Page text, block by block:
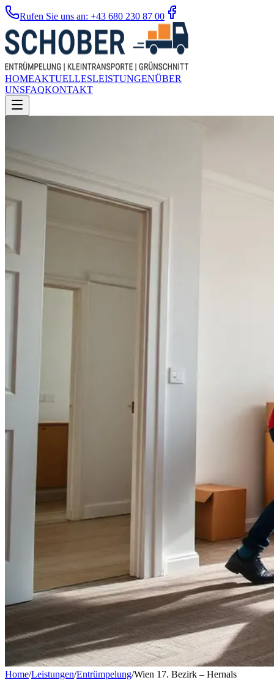
Rufen Sie uns an: +43 680 230 87 00
HOMEAKTUELLESLEISTUNGENÜBER
UNSFAQKONTAKT
Home/Leistungen/Entrümpelung/Wien 17. Bezirk – Hernals